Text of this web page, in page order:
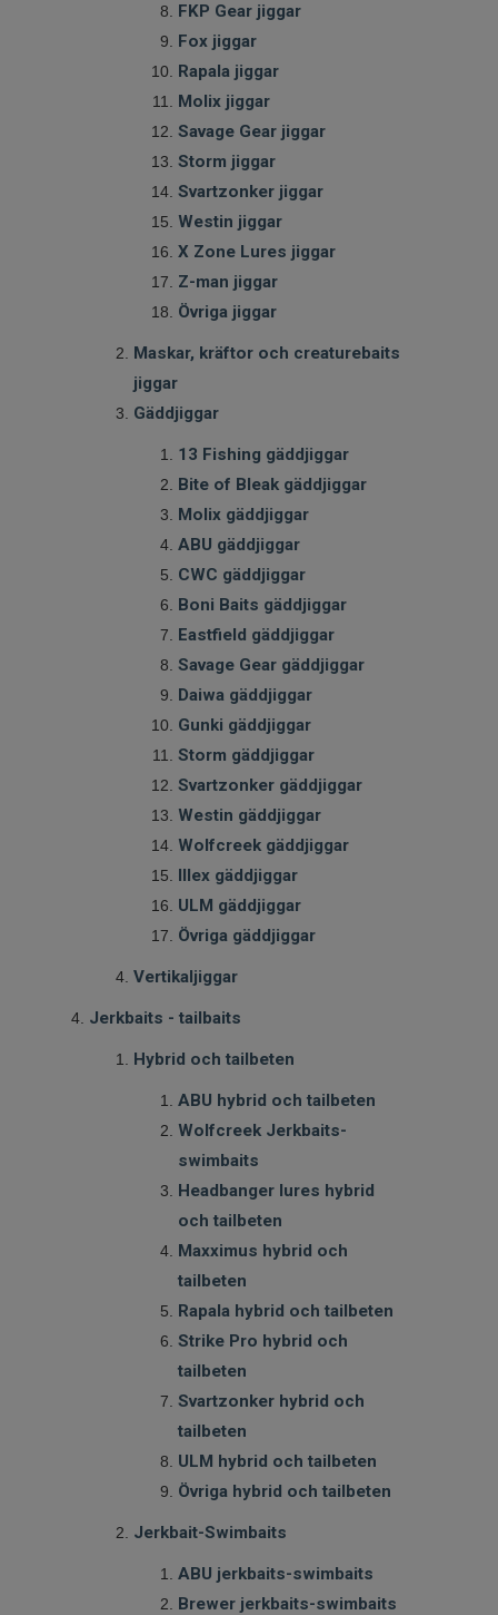
FKP Gear jiggar
Fox jiggar
Rapala jiggar
Molix jiggar
Savage Gear jiggar
Storm jiggar
Svartzonker jiggar
Westin jiggar
X Zone Lures jiggar
Z-man jiggar
Övriga jiggar
Maskar, kräftor och creaturebaits
jiggar
Gäddjiggar
13 Fishing gäddjiggar
Bite of Bleak gäddjiggar
Molix gäddjiggar
ABU gäddjiggar
CWC gäddjiggar
Boni Baits gäddjiggar
Eastfield gäddjiggar
Savage Gear gäddjiggar
Daiwa gäddjiggar
Gunki gäddjiggar
Storm gäddjiggar
Svartzonker gäddjiggar
Westin gäddjiggar
Wolfcreek gäddjiggar
Illex gäddjiggar
ULM gäddjiggar
Övriga gäddjiggar
Vertikaljiggar
Jerkbaits - tailbaits
Hybrid och tailbeten
ABU hybrid och tailbeten
Wolfcreek Jerkbaits-
swimbaits
Headbanger lures hybrid
och tailbeten
Maxximus hybrid och
tailbeten
Rapala hybrid och tailbeten
Strike Pro hybrid och
tailbeten
Svartzonker hybrid och
tailbeten
ULM hybrid och tailbeten
Övriga hybrid och tailbeten
Jerkbait-Swimbaits
ABU jerkbaits-swimbaits
Brewer jerkbaits-swimbaits